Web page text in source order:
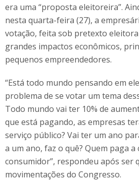
era uma “proposta eleitoreira”.
nesta quarta-feira (27), a
votação, feita sob pretexto
grandes impactos econômicos,
pequenos empreendedores.
“Está todo mundo pensando em
problema de se votar um tema
Todo mundo vai ter 10% de
que está pagando, as empresas
serviço público? Vai ter um ano
a um ano, faz o quê? Quem paga a
consumidor”, respondeu após ser
movimentações do Congresso.